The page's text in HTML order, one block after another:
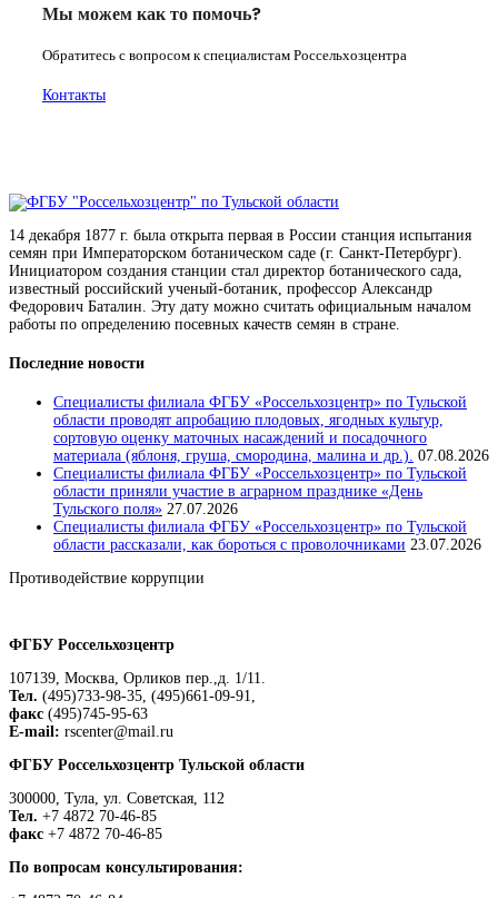
Мы можем как то помочь?
Обратитесь с вопросом к специалистам Россельхозцентра
Контакты
14 декабря 1877 г. была открыта первая в России станция испытания
семян при Императорском ботаническом саде (г. Санкт-Петербург).
Инициатором создания станции стал директор ботанического сада,
известный российский ученый-ботаник, профессор Александр
Федорович Баталин. Эту дату можно считать официальным началом
работы по определению посевных качеств семян в стране.
Последние новости
Специалисты филиала ФГБУ «Россельхозцентр» по Тульской
области проводят апробацию плодовых, ягодных культур,
сортовую оценку маточных насаждений и посадочного
материала (яблоня, груша, смородина, малина и др.). 07.08.2026
Специалисты филиала ФГБУ «Россельхозцентр» по Тульской
области приняли участие в аграрном празднике «День
Тульского поля» 27.07.2026
Специалисты филиала ФГБУ «Россельхозцентр» по Тульской
области рассказали, как бороться с проволочниками 23.07.2026
Противодействие коррупции
ФГБУ Россельхозцентр
107139, Москва, Орликов пер.,д. 1/11.
Тел. (495)733-98-35, (495)661-09-91,
факс (495)745-95-63
E-mail: rscenter@mail.ru
ФГБУ Россельхозцентр Тульской области
300000, Тула, ул. Советская, 112
Тел. +7 4872 70-46-85
факс +7 4872 70-46-85
По вопросам консультирования: